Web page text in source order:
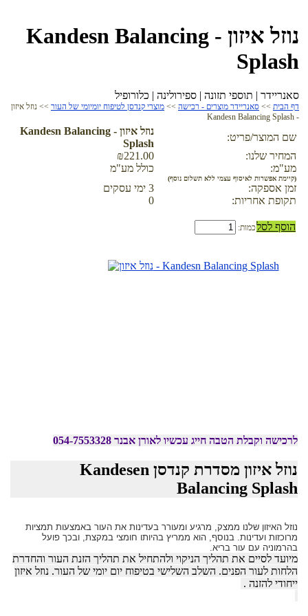
נוזל איזון - Kandesn Balancing
Splash
סאנריידר | תוספי תזונה | ספירולינה | כלורופיל
דף הבית >> סאנריידר מוצרים - רכישה >> מוצרי קנדסן לטיפוח יומיומי של העור >> נוזל איזון
- Kandesn Balancing Splash
שם המוצר/פריט:
נוזל איזון - Kandesn Balancing
Splash
המחיר שלנו:
₪221.00
מע"מ:
כולל מע"מ
(קיימת אפשרות לאיסוף עצמי ללא תשלום נוסף)
זמן אספקה:
3 ימי עסקים
תקופת אחריות:
0
הוסף לסלכמות:
לרכישה וקבלת הטבה חייג עכשיו לאורן אבנר 054-7553328
נוזל איזון מסדרת קנדסן Kandesen
Balancing Splash
נוזל האיזון שלנו ממצק, מרגיע ומעורר בעדינות את העור באמצעות תמציות
מרוכזות ועדינות. בנוסף, הוא ממריץ בהיותו חומצי במקצת, ובכך פועל
בהרמוניה עם עור בריא.
מיועד לסיים את תהליך הניקוי ולהתחיל את תהליך הזנת העור והחדרת
הלחות לעור הפנים. השלב השלישי בטיפוח יום יומי של העור. נוזל איזון
ייחודי להזנה .